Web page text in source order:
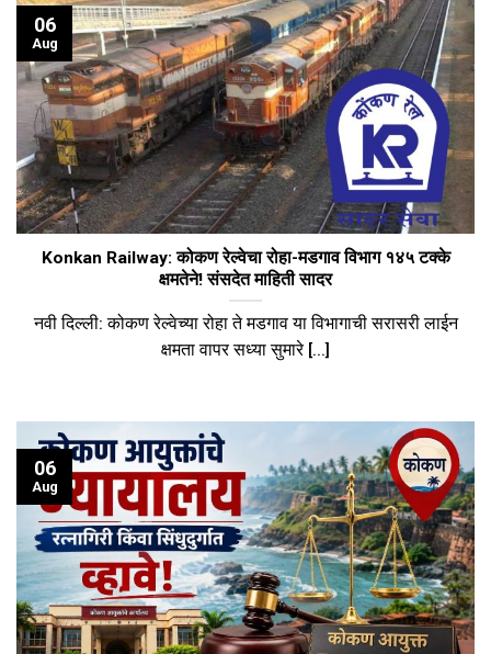
Konkan Railway: कोकण रेल्वेचा रोहा-मडगाव विभाग १४५ टक्के
क्षमतेने! संसदेत माहिती सादर
​नवी दिल्ली: कोकण रेल्वेच्या रोहा ते मडगाव या विभागाची सरासरी लाईन
क्षमता वापर सध्या सुमारे [...]
06
Aug
06
Aug